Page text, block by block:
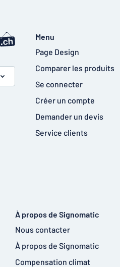
Menu
Page Design
Comparer les produits
Se connecter
Créer un compte
Demander un devis
Service clients
À propos de Signomatic
Nous contacter
À propos de Signomatic
Compensation climat